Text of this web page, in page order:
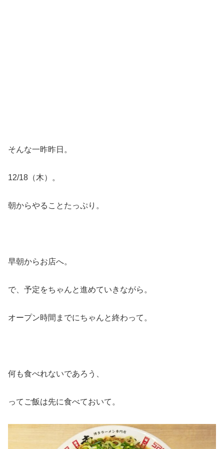
そんな一昨昨日。
12/18（木）。
朝からやることたっぷり。
早朝からお店へ。
で、予定をちゃんと進めていきながら。
オープン時間までにちゃんと終わって。
何も食べれないであろう、
ってご飯は先に食べておいて。